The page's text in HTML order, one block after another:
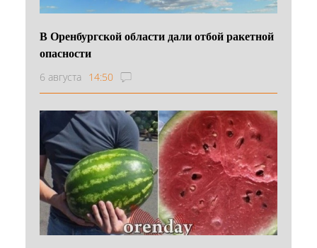
В Оренбургской области дали отбой ракетной
опасности
6 августа 14:50